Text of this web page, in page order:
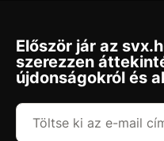
Először jár az
szerezzen
újdonságokról és